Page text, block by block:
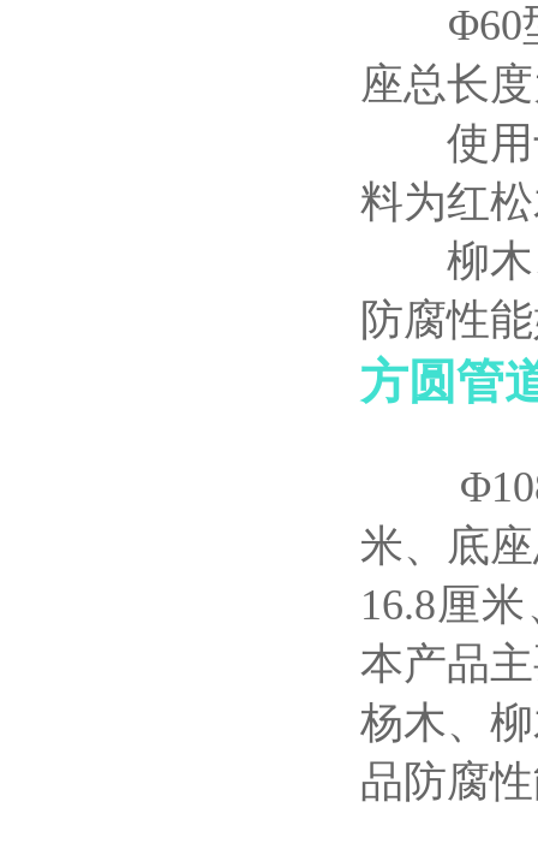
Φ60型
座总长
使用于
料为红
柳木、
防腐性
方圆管
Φ108
米、底
16.8厘
本产品
杨木、
品防腐